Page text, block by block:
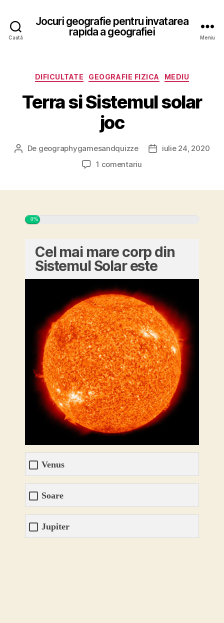
Caută
Jocuri geografie pentru invatarea
rapida a geografiei
Meniu
Categorii
DIFICULTATE GEOGRAFIE FIZICA MEDIU
Terra si Sistemul solar
joc
Autor
De geographygamesandquizze
Datăiulie 24, 2020
1 comentariula
0%
Cel mai mare corp din
Sistemul Solar este
Venus
Soare
Jupiter